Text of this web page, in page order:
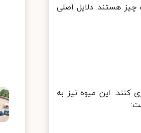
هستند. دلایل اصلی
این میوه نیز به